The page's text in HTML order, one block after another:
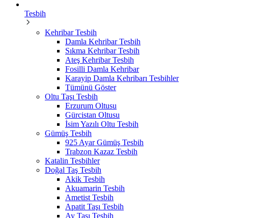
Tesbih
Kehribar Tesbih
Damla Kehribar Tesbih
Sıkma Kehribar Tesbih
Ateş Kehribar Tesbih
Fosilli Damla Kehribar
Karayip Damla Kehribarı Tesbihler
Tümünü Göster
Oltu Taşı Tesbih
Erzurum Oltusu
Gürcistan Oltusu
İsim Yazılı Oltu Tesbih
Gümüş Tesbih
925 Ayar Gümüş Tesbih
Trabzon Kazaz Tesbih
Katalin Tesbihler
Doğal Taş Tesbih
Akik Tesbih
Akuamarin Tesbih
Ametist Tesbih
Apatit Taşı Tesbih
Ay Taşı Tesbih